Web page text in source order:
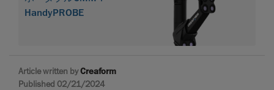
HandyPROBE
Article written byCreaform
Published 02/21/2024